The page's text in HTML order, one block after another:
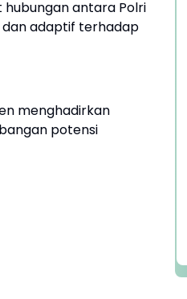
antara Polri
dan adaptif terhadap
menghadirkan
potensi